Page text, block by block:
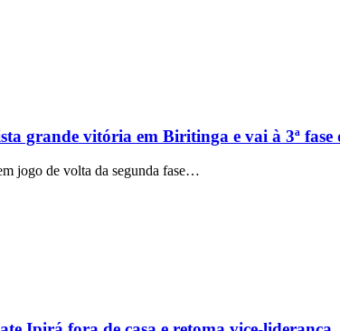
grande vitória em Biritinga e vai à 3ª
jogo de volta da segunda fase…